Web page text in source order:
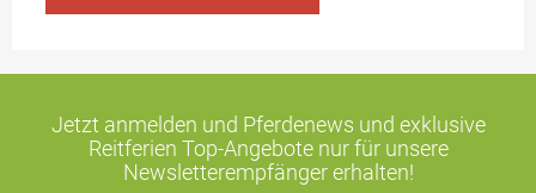
Jetzt anmelden und Pferdenews und exklusive
Reitferien Top-Angebotenur für unsere
Newsletterempfänger erhalten!